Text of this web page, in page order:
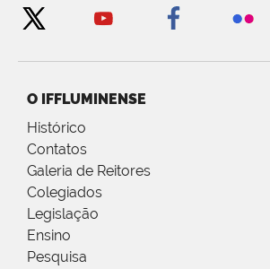
O IFFLUMINENSE
Histórico
Contatos
Galeria de Reitores
Colegiados
Legislação
Ensino
Pesquisa